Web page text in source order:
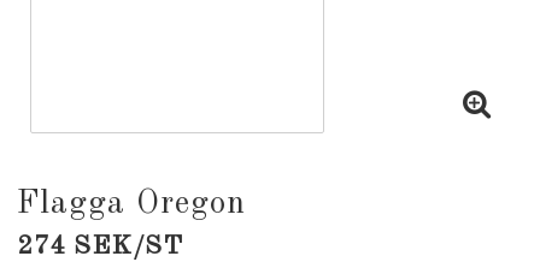
Flagga Oregon
274 SEK/ST